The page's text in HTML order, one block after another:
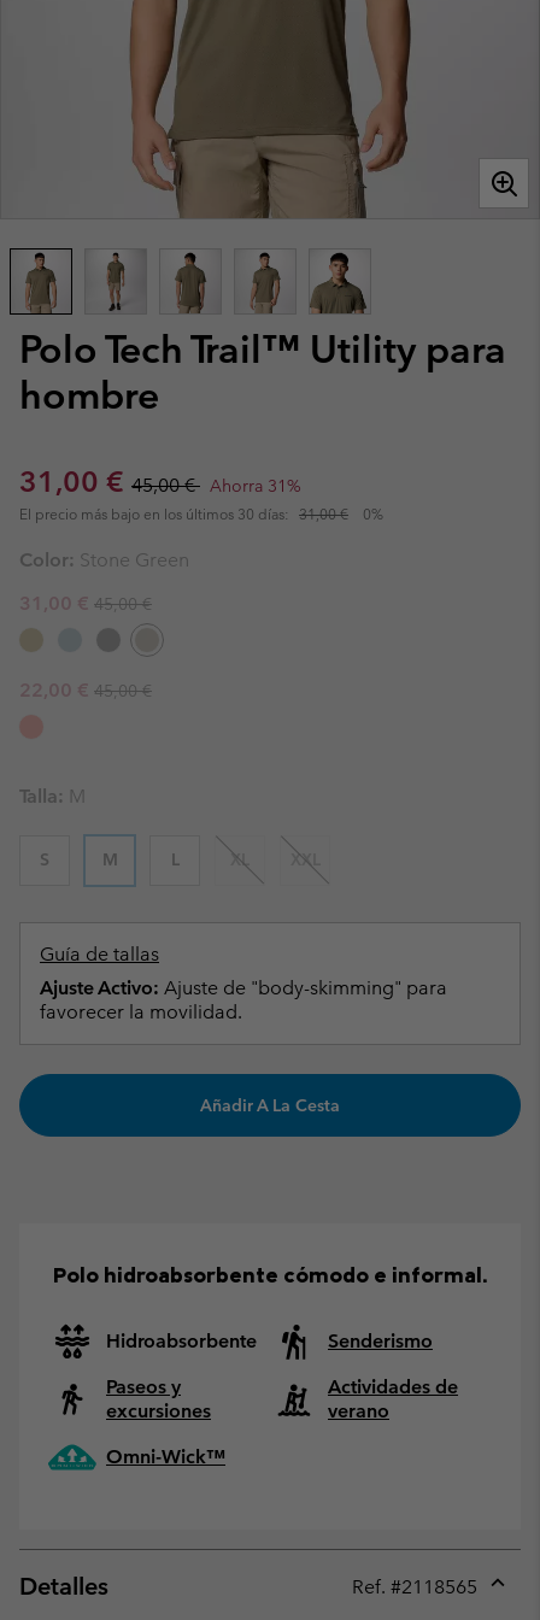
Polo Tech Trail™ Utility para
hombre
Sale price:
31,00 € Regular price:
45,00 € Ahorra 31%
El precio más bajo en los últimos 30 días: 31,00 € 0%
Color: Stone Green
Sale price:
31,00 € Regular price:
45,00 €
Sale price:
22,00 € Regular price:
45,00 €
Talla: M
S M L XL XXL
Guía de tallas
Ajuste Activo: Ajuste de "body-skimming" para
favorecer la movilidad.
Añadir A La Cesta
Polo hidroabsorbente cómodo e informal.
Hidroabsorbente
Senderismo
Paseos y
excursiones
Actividades de
verano
Omni-Wick™
Detalles Ref. #2118565